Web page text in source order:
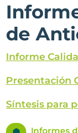
de
Informe
Presentación
Síntesis para
Informes